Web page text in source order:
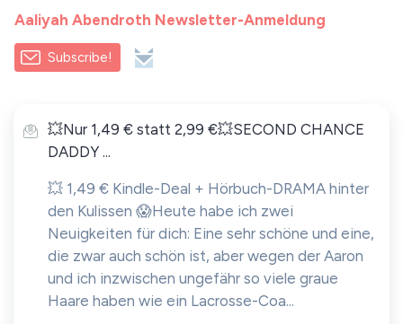
Aaliyah Abendroth Newsletter-Anmeldung
Subscribe!
💥Nur 1,49 € statt 2,99 €💥SECOND CHANCE
DADDY ...
💥 1,49 € Kindle-Deal + Hörbuch-DRAMA hinter
den Kulissen 😱Heute habe ich zwei
Neuigkeiten für dich: Eine sehr schöne und eine,
die zwar auch schön ist, aber wegen der Aaron
und ich inzwischen ungefähr so viele graue
Haare haben wie ein Lacrosse-Coa...